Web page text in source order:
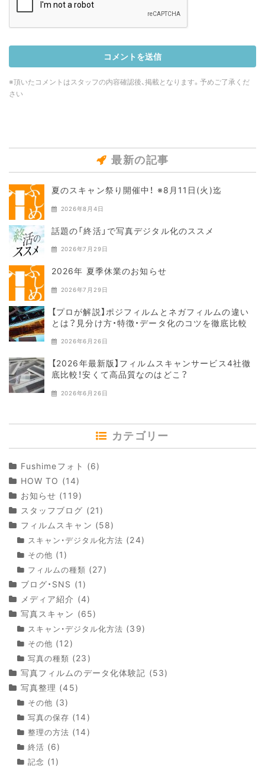
※頂いたコメントはスタッフの内容確認後、掲載となります。予めご了承くだ
さい
最新の記事
夏のスキャン祭り開催中！ ※8月11日(火)迄
2026年8月4日
話題の「終活」で写真デジタル化のススメ
2026年7月29日
2026年 夏季休業のお知らせ
2026年7月29日
【プロが解説】ポジフィルムとネガフィルムの違い
とは？見分け方・特徴・データ化のコツを徹底比較
2026年6月26日
【2026年最新版】フィルムスキャンサービス4社徹
底比較！安くて高品質なのはどこ？
2026年6月26日
カテゴリー
Fushimeフォト (6)
HOW TO (14)
お知らせ (119)
スタッフブログ (21)
フィルムスキャン (58)
スキャン・デジタル化方法 (24)
その他 (1)
フィルムの種類 (27)
ブログ・SNS (1)
メディア紹介 (4)
写真スキャン (65)
スキャン・デジタル化方法 (39)
その他 (12)
写真の種類 (23)
写真フィルムのデータ化体験記 (53)
写真整理 (45)
その他 (3)
写真の保存 (14)
整理の方法 (14)
終活 (6)
記念 (1)